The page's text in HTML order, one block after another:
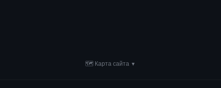
🗺 Карта сайта ▼